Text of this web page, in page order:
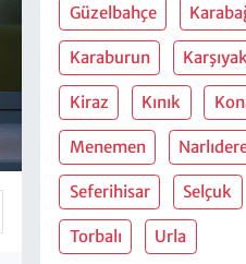
Güzelbahçe
Karaburun
Kiraz Kınık
Menemen
Seferihisar Selçuk
Torbalı Urla